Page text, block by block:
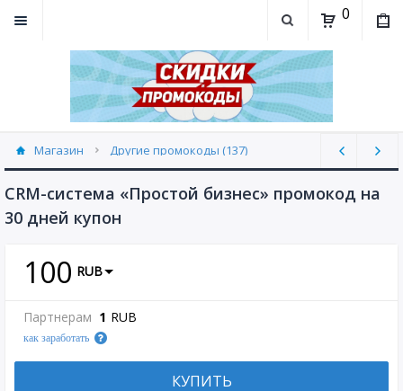
0
Магазин Другие промокоды (137)
CRM-система «Простой бизнес» промокод на
30 дней купон
100 RUB
Партнерам 1 RUB
как заработать
КУПИТЬ